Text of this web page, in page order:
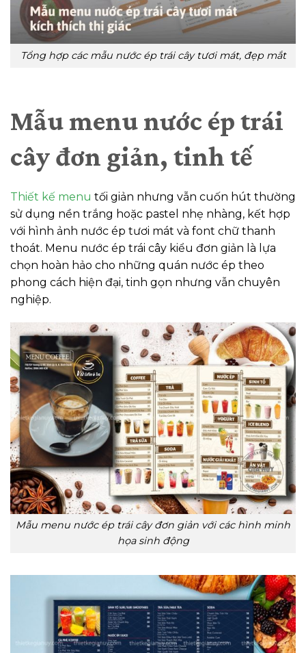
Tổng hợp các mẫu nước ép trái cây tươi mát, đẹp mắt
Mẫu menu nước ép trái
cây đơn giản, tinh tế
Thiết kế menu tối giản nhưng vẫn cuốn hút thường
sử dụng nền trắng hoặc pastel nhẹ nhàng, kết hợp
với hình ảnh nước ép tươi mát và font chữ thanh
thoát. Menu nước ép trái cây kiểu đơn giản là lựa
chọn hoàn hảo cho những quán nước ép theo
phong cách hiện đại, tinh gọn nhưng vẫn chuyên
nghiệp.
Mẫu menu nước ép trái cây đơn giản với các hình minh
họa sinh động